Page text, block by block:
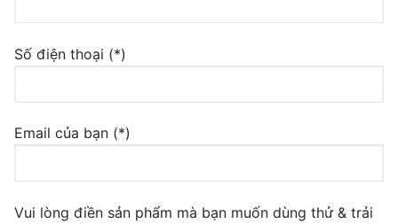
Số điện thoại (*)
Email của bạn (*)
Vui lòng điền sản phẩm mà bạn muốn dùng thử & trải